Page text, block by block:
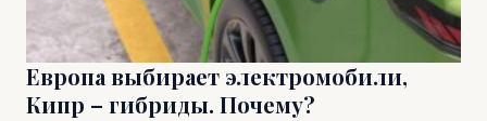
Европа выбирает электромобили,
Кипр – гибриды. Почему?